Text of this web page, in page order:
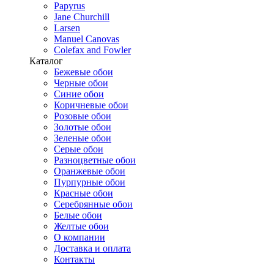
Papyrus
Jane Churchill
Larsen
Manuel Canovas
Colefax and Fowler
Каталог
Бежевые обои
Черные обои
Синие обои
Коричневые обои
Розовые обои
Золотые обои
Зеленые обои
Серые обои
Разноцветные обои
Оранжевые обои
Пурпурные обои
Красные обои
Серебрянные обои
Белые обои
Желтые обои
О компании
Доставка и оплата
Контакты